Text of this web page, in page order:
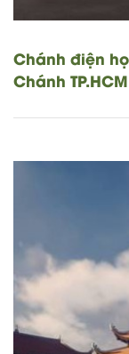
Chánh điện
Chánh TP.HCM